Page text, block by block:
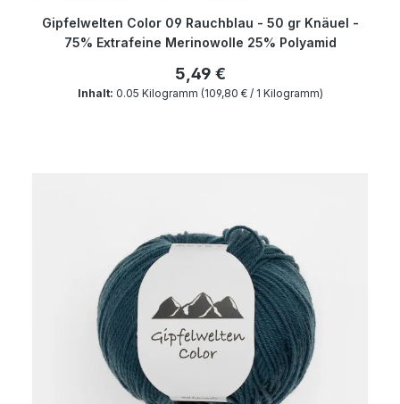
Gipfelwelten Color 09 Rauchblau - 50 gr Knäuel -
75% Extrafeine Merinowolle 25% Polyamid
5,49 €
Inhalt: 0.05 Kilogramm (109,80 € / 1 Kilogramm)